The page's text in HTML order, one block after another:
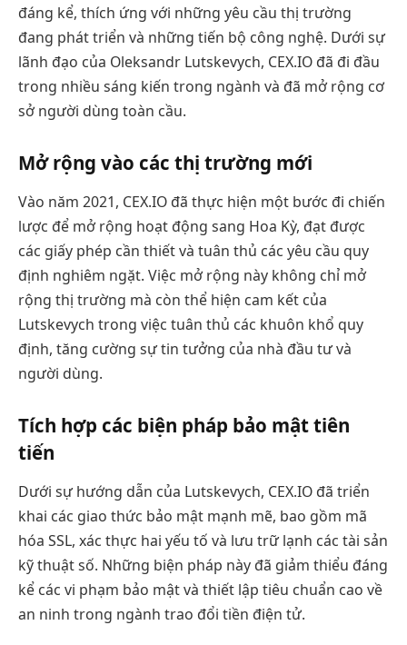
đáng kể, thích ứng với những yêu cầu thị trường
đang phát triển và những tiến bộ công nghệ. Dưới sự
lãnh đạo của Oleksandr Lutskevych, CEX.IO đã đi đầu
trong nhiều sáng kiến trong ngành và đã mở rộng cơ
sở người dùng toàn cầu.
Mở rộng vào các thị trường mới
Vào năm 2021, CEX.IO đã thực hiện một bước đi chiến
lược để mở rộng hoạt động sang Hoa Kỳ, đạt được
các giấy phép cần thiết và tuân thủ các yêu cầu quy
định nghiêm ngặt. Việc mở rộng này không chỉ mở
rộng thị trường mà còn thể hiện cam kết của
Lutskevych trong việc tuân thủ các khuôn khổ quy
định, tăng cường sự tin tưởng của nhà đầu tư và
người dùng.
Tích hợp các biện pháp bảo mật tiên
tiến
Dưới sự hướng dẫn của Lutskevych, CEX.IO đã triển
khai các giao thức bảo mật mạnh mẽ, bao gồm mã
hóa SSL, xác thực hai yếu tố và lưu trữ lạnh các tài sản
kỹ thuật số. Những biện pháp này đã giảm thiểu đáng
kể các vi phạm bảo mật và thiết lập tiêu chuẩn cao về
an ninh trong ngành trao đổi tiền điện tử.